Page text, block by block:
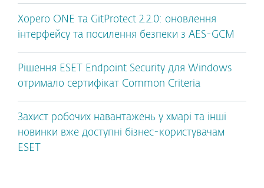
Xopero ONE та GitProtect 2.2.0: оновлення
інтерфейсу та посилення безпеки з AES-GCM
Рішення ESET Endpoint Security для Windows
отримало сертифікат Common Criteria
Захист робочих навантажень у хмарі та інші
новинки вже доступні бізнес-користувачам
ESET